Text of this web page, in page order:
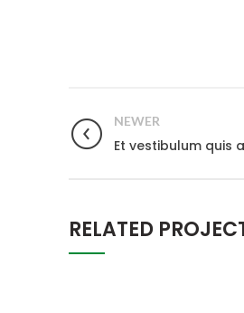
NEWER
Et vestibulum quis
RELATED